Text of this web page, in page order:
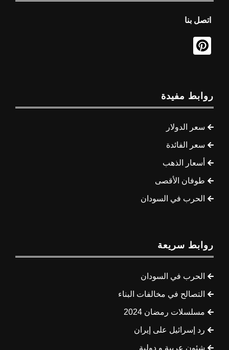
اتصل بنا
روابط مفيدة
سعر الدولار
سعر الفائدة
أسعار الذهب
طوفان الأقصى
الحرب في السودان
روابط سريعة
الحرب في السودان
التصالح في مخالفات البناء
مسلسلات رمضان 2024
رد إسرائيل على إيران
شئون عربية و دولية